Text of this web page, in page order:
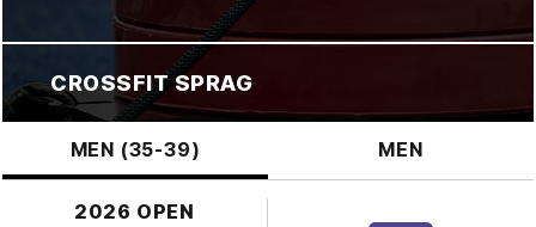
CROSSFIT SPRAG
MEN (35-39) MEN
2026 OPEN